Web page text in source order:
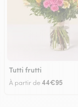
Tutti frutti
À partir de44€95